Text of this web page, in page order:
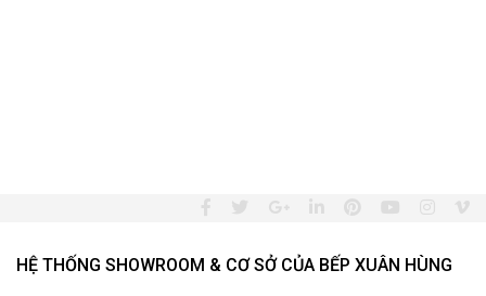
HỆ THỐNG SHOWROOM & CƠ SỞ CỦA BẾP XUÂN HÙNG